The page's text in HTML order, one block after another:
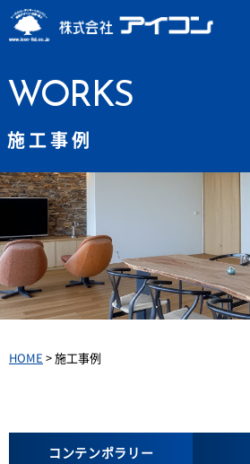
WORKS
施工事例
HOME >施工事例
コンテンポラリー